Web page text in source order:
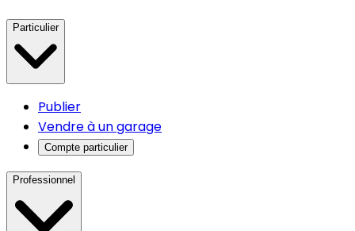
Particulier
Publier
Vendre à un garage
Compte particulier
Professionnel